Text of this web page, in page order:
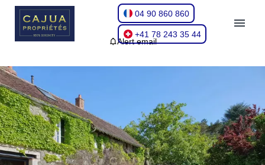
04 90 860 860
+41 78 243 35 44
Alert email